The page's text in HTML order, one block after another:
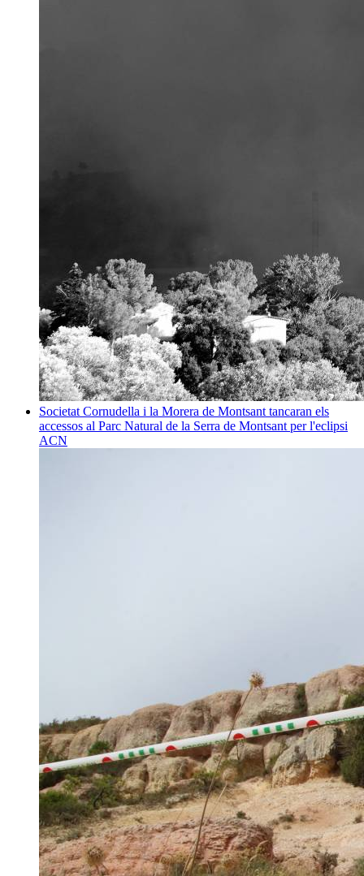
Societat Cornudella i la Morera de Montsant tancaran els
accessos al Parc Natural de la Serra de Montsant per l'eclipsi
ACN